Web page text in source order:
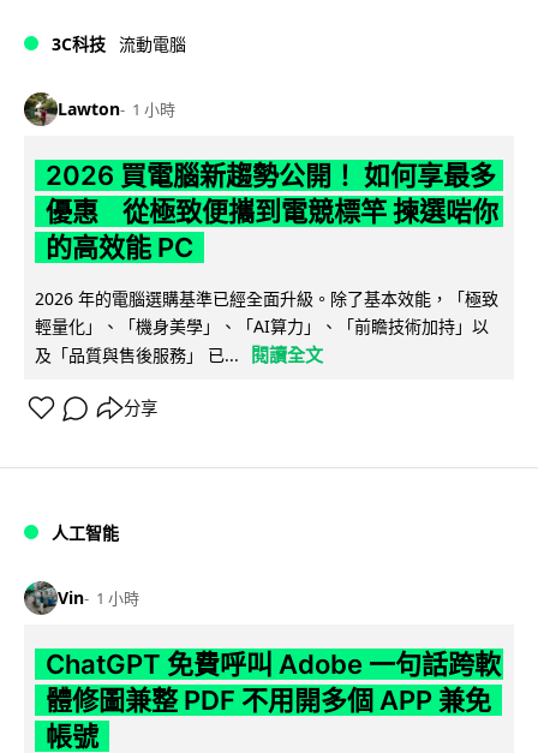
3C科技 流動電腦
Lawton 1 小時
2026 買電腦新趨勢公開！ 如何享最多
優惠 從極致便攜到電競標竿 揀選啱你
的高效能 PC
2026 年的電腦選購基準已經全面升級。除了基本效能，「極致
輕量化」、「機身美學」、「AI算力」、「前瞻技術加持」以
及「品質與售後服務」 已...
閱讀全文
分享
人工智能
Vin 1 小時
ChatGPT 免費呼叫 Adobe 一句話跨軟
體修圖兼整 PDF 不用開多個 APP 兼免
帳號